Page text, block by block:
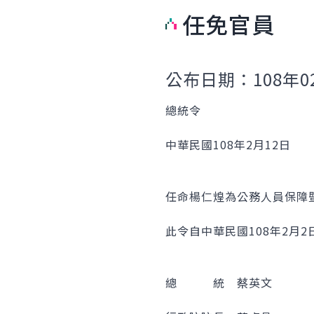
任免官員
公布日期：108年
總統令
中華民國108年2月12日
任命楊仁煌為公務人員保
此令自中華民國108年2月2
總 統 蔡英文